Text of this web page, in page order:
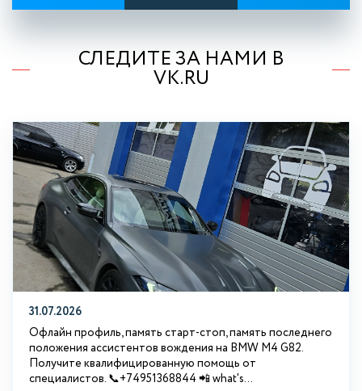
СЛЕДИТЕ ЗА НАМИ В
VK.RU
31.07.2026
Офлайн профиль, память старт-стоп, память последнего
положения ассистентов вождения на BMW М4 G82.
Получите квалифицированную помощь от
специалистов. 📞+74951368844 📲 what's...